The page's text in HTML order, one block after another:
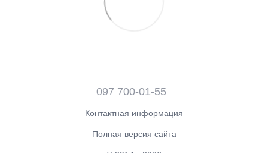
097 700-01-55
Контактная информация
Полная версия сайта